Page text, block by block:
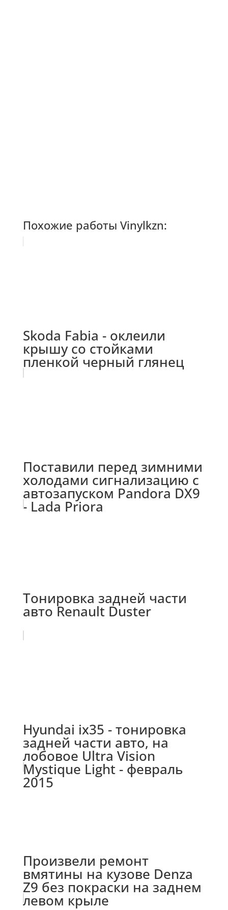
Похожие работы Vinylkzn:
Skoda Fabia - оклеили
крышу со стойками
пленкой черный глянец
Поставили перед зимними
холодами сигнализацию с
автозапуском Pandora DX9
- Lada Priora
Тонировка задней части
авто Renault Duster
Hyundai ix35 - тонировка
задней части авто, на
лобовое Ultra Vision
Mystique Light - февраль
2015
Произвели ремонт
вмятины на кузове Denza
Z9 без покраски на заднем
левом крыле